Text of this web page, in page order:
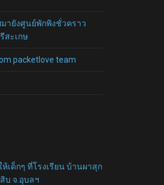
ายังศูนย์พักพิงชั่วคราว
สะเกษ
packetlove team
ห้เด็กๆ ที่โรงเรียน บ้านผาสุก
บ จ.อุบลฯ